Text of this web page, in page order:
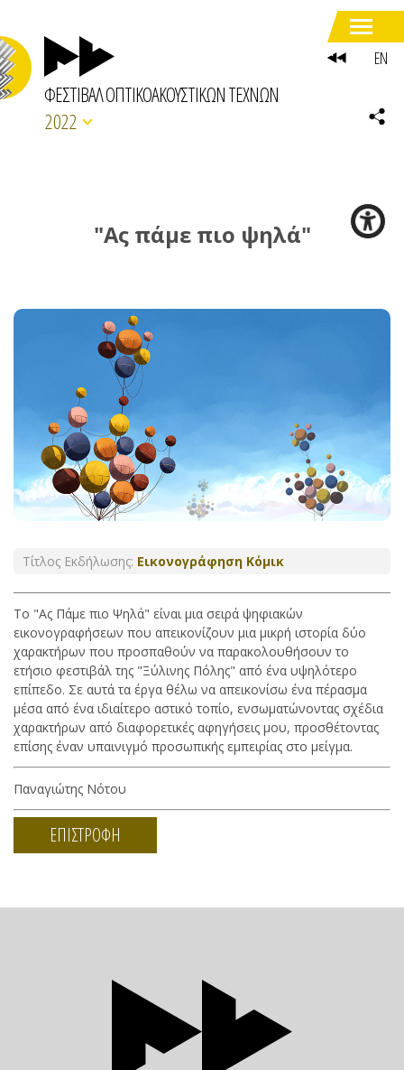
ΦΕΣΤΙΒΑΛ ΟΠΤΙΚΟΑΚΟΥΣΤΙΚΩΝ ΤΕΧΝΩΝ
2022
"Ας πάμε πιο ψηλά"
Τίτλος Εκδήλωσης: Εικονογράφηση Κόμικ
Το "Ας Πάμε πιο Ψηλά" είναι μια σειρά ψηφιακών
εικονογραφήσεων που απεικονίζουν μια μικρή ιστορία δύο
χαρακτήρων που προσπαθούν να παρακολουθήσουν το
ετήσιο φεστιβάλ της "Ξύλινης Πόλης" από ένα υψηλότερο
επίπεδο. Σε αυτά τα έργα θέλω να απεικονίσω ένα πέρασμα
μέσα από ένα ιδιαίτερο αστικό τοπίο, ενσωματώνοντας σχέδια
χαρακτήρων από διαφορετικές αφηγήσεις μου, προσθέτοντας
επίσης έναν υπαινιγμό προσωπικής εμπειρίας στο μείγμα.
Παναγιώτης Νότου
ΕΠΙΣΤΡΟΦΗ
EN